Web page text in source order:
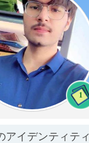
1
アイデンティティ